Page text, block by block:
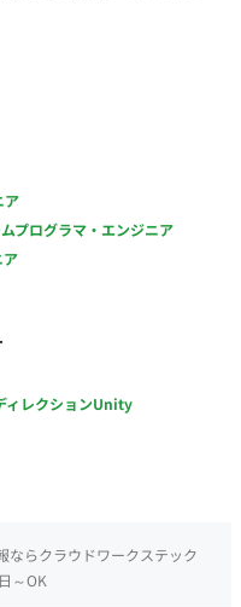
ア
プログラマ・エンジニア
ア
ィレクションUnity
ならクラウドワークステック
～OK